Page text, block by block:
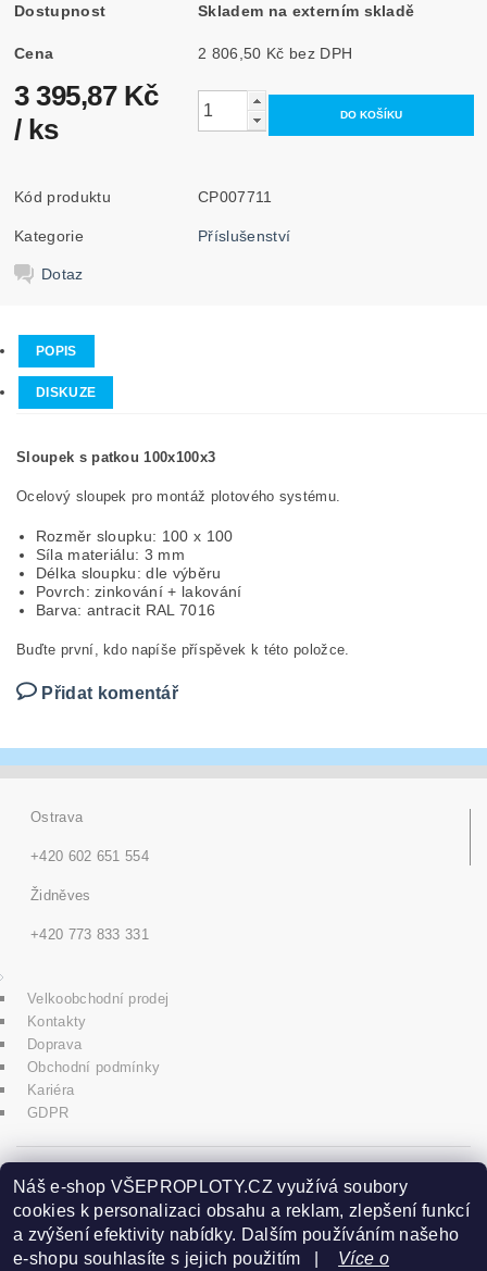
Dostupnost Skladem na externím skladě
Cena 2 806,50 Kč bez DPH
3 395,87 Kč
/ ks
Kód produktu CP007711
Kategorie Příslušenství
Dotaz
POPIS
DISKUZE
Sloupek s patkou 100x100x3
Ocelový sloupek pro montáž plotového systému.
Rozměr sloupku: 100 x 100
Síla materiálu: 3 mm
Délka sloupku: dle výběru
Povrch: zinkování + lakování
Barva: antracit RAL 7016
Buďte první, kdo napíše příspěvek k této položce.
Přidat komentář
Ostrava
+420 602 651 554
Židněves
+420 773 833 331
Velkoobchodní prodej
Kontakty
Doprava
Obchodní podmínky
Kariéra
GDPR
icons8.com
Praha - Herink
Náš e-shop VŠEPROPLOTY.CZ využívá soubory
cookies k personalizaci obsahu a reklam, zlepšení funkcí
a zvýšení efektivity nabídky. Dalším používáním našeho
e-shopu souhlasíte s jejich použitím | Více o